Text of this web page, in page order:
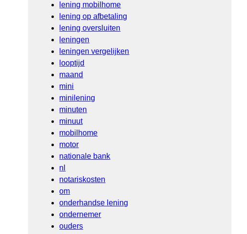
lening mobilhome
lening op afbetaling
lening oversluiten
leningen
leningen vergelijken
looptijd
maand
mini
minilening
minuten
minuut
mobilhome
motor
nationale bank
nl
notariskosten
om
onderhandse lening
ondernemer
ouders